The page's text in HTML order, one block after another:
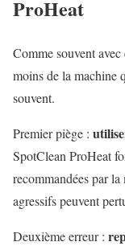
ProHeat
Comme souvent
moins de la machine
souvent.
Premier piège :
SpotClean ProHeat
recommandées par
agressifs peuvent
Deuxième erreur :